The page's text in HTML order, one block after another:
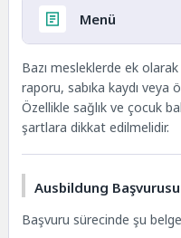
Menü
Almanya’da
Ausbildung Nedir
Ausbildung
Başvuru Süreci Adım
Öne Çıkan
Almanya’da
Bazı mesleklerde ek
raporu, sabıka kaydı veya
Özellikle sağlık ve çocuk
şartlara dikkat edilmelidir.
Ausbildung
Başvuru sürecinde şu